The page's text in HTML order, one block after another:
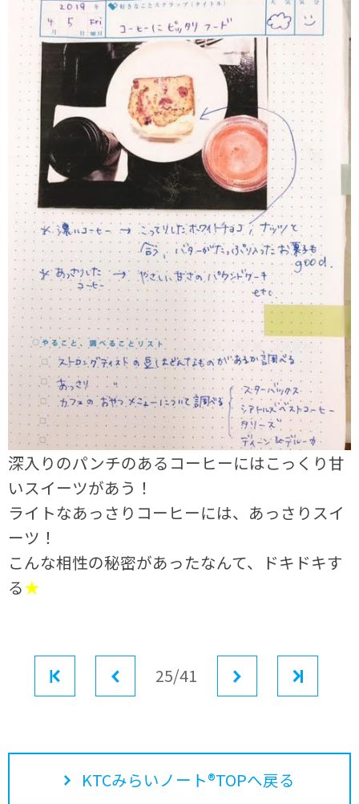
深入りのパンチのあるコーヒーにはこっくり甘
いスイーツがあう！
ライトなあっさりコーヒーには、あっさりスイ
ーツ！
こんな相性の秘密があったなんて、ドキドキす
る★
前へ25/41
KTCみらいノート®TOPへ戻る